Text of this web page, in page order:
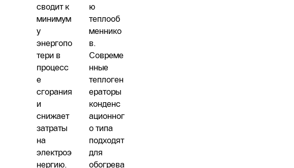
сводит к
минимум
у
энергопо
тери в
процесс
е
сгорания
и
снижает
затраты
на
электроэ
нергию.
ю
теплооб
меннико
в.
Совреме
нные
теплоген
ераторы
конденс
ационног
о типа
подходят
для
обогрева